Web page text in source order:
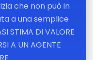
che non può in
a una semplice
STIMA DI VALORE
A UN AGENTE